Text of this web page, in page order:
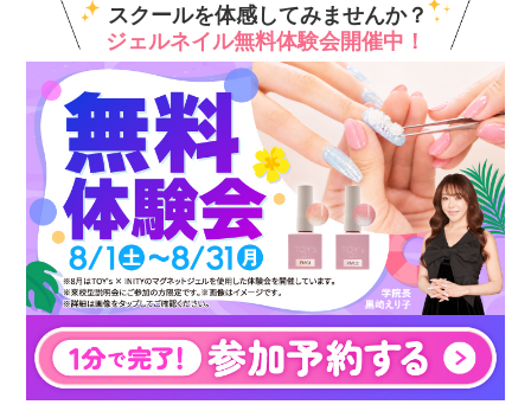
スクールを体感してみませんか？
ジェルネイル無料体験会開催中！